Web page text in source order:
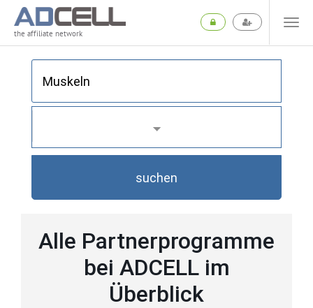
the affiliate network
suchen
Alle Partnerprogramme
bei ADCELL im
Überblick